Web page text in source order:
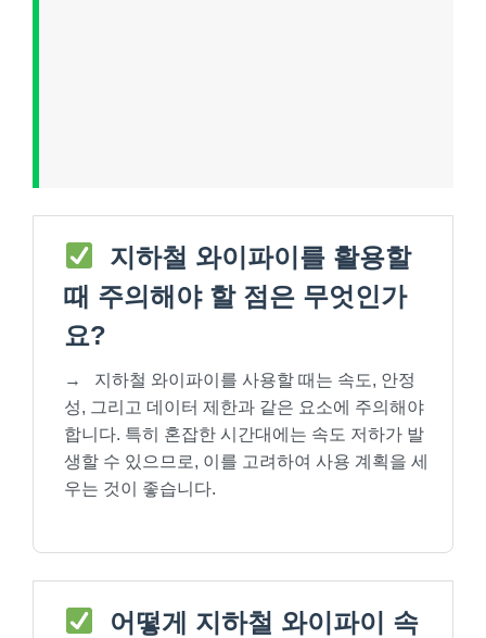
지하철 와이파이를 활용할
때 주의해야 할 점은 무엇인가
요?
→
지하철 와이파이를 사용할 때는 속도, 안정
성, 그리고 데이터 제한과 같은 요소에 주의해야
합니다. 특히 혼잡한 시간대에는 속도 저하가 발
생할 수 있으므로, 이를 고려하여 사용 계획을 세
우는 것이 좋습니다.
어떻게 지하철 와이파이 속